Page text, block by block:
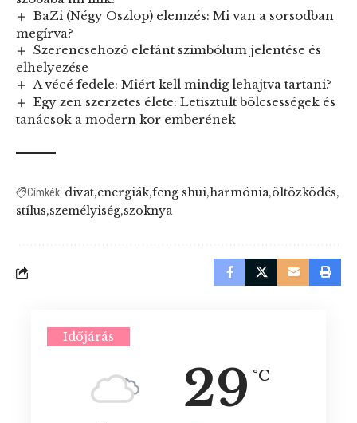
BaZi (Négy Oszlop) elemzés: Mi van a sorsodban
megírva?
Szerencsehozó elefánt szimbólum jelentése és
elhelyezése
A vécé fedele: Miért kell mindig lehajtva tartani?
Egy zen szerzetes élete: Letisztult bölcsességek és
tanácsok a modern kor emberének
Címkék: divat energiák feng shui harmónia öltözködés
stílus személyiség szoknya
Időjárás
29 °C